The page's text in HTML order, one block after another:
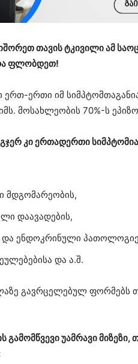
თავის ტკივილი ამ
ფლობდეთ!
ერთ-ერთი იმ
მოსახლეობის 70%-ს
კი ერთადერთი
მდგომარეობის,
დაავადების,
ენდოკრინული
და ა.შ.
გავრცელებულ ფორმებს
გამომწვევი უამრავი